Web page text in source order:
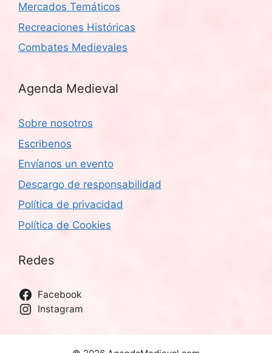
Mercados Temáticos
Recreaciones Históricas
Combates Medievales
Agenda Medieval
Sobre nosotros
Escribenos
Envíanos un evento
Descargo de responsabilidad
Política de privacidad
Política de Cookies
Redes
Facebook
Instagram